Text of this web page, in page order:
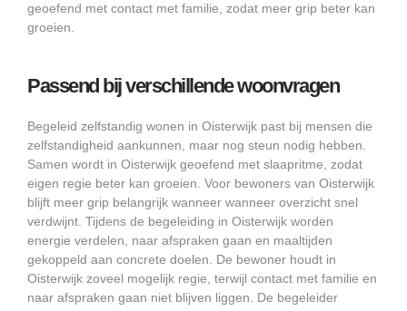
geoefend met contact met familie, zodat meer grip beter kan
groeien.
Passend bij verschillende woonvragen
Begeleid zelfstandig wonen in Oisterwijk past bij mensen die
zelfstandigheid aankunnen, maar nog steun nodig hebben.
Samen wordt in Oisterwijk geoefend met slaapritme, zodat
eigen regie beter kan groeien. Voor bewoners van Oisterwijk
blijft meer grip belangrijk wanneer wanneer overzicht snel
verdwijnt. Tijdens de begeleiding in Oisterwijk worden
energie verdelen, naar afspraken gaan en maaltijden
gekoppeld aan concrete doelen. De bewoner houdt in
Oisterwijk zoveel mogelijk regie, terwijl contact met familie en
naar afspraken gaan niet blijven liggen. De begeleider